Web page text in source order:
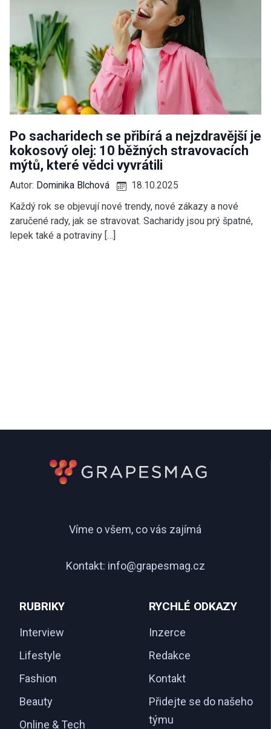
Po sacharidech se přibírá a nejzdravější je
kokosový olej: 10 běžných stravovacích
mýtů, které vědci vyvrátili
Autor: Dominika Blchová
18.10.2025
Každý rok se objevují nové trendy, nové zákazy a nové
zaručené rady, jak se stravovat. Sacharidy jsou prý špatné,
lepek také a potraviny […]
Víme o všem, co vás zajímá
Kontakt: info@grapesmag.cz
RUBRIKY
Interview
Lifestyle
Fashion
Beauty
Online & Tech
RYCHLÉ ODKAZY
Inzerce
Redakce
Kontakt
Přidejte se do našeho
týmu